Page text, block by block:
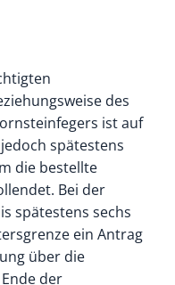
des
ist auf
spätestens
die bestellte
Bei der
spätestens sechs
ein Antrag
über die
der